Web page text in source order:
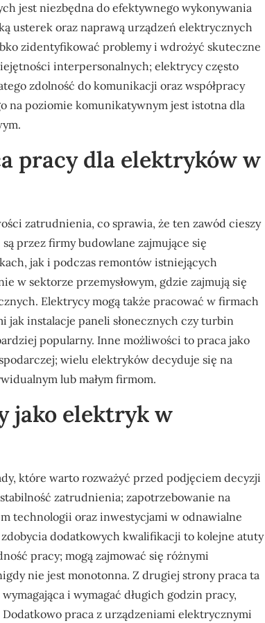
jest niezbędna do efektywnego wykonywania
usterek oraz naprawą urządzeń elektrycznych
zidentyfikować problemy i wdrożyć skuteczne
interpersonalnych; elektrycy często
zdolność do komunikacji oraz współpracy
na poziomie komunikatywnym jest istotna dla
pracy dla elektryków w
zatrudnienia, co sprawia, że ten zawód cieszy
przez firmy budowlane zajmujące się
jak i podczas remontów istniejących
w sektorze przemysłowym, gdzie zajmują się
Elektrycy mogą także pracować w firmach
jak instalacje paneli słonecznych czy turbin
popularny. Inne możliwości to praca jako
wielu elektryków decyduje się na
lub małym firmom.
jako elektryk w
które warto rozważyć przed podjęciem decyzji
zatrudnienia; zapotrzebowanie na
technologii oraz inwestycjami w odnawialne
dodatkowych kwalifikacji to kolejne atuty
pracy; mogą zajmować się różnymi
nie jest monotonna. Z drugiej strony praca ta
i wymagać długich godzin pracy,
praca z urządzeniami elektrycznymi